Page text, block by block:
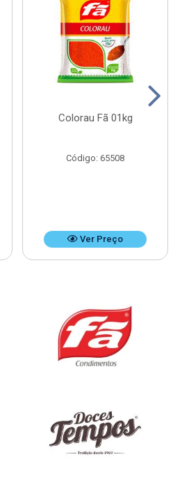
Colorau Fã 01kg
Código: 65508
Ver Preço